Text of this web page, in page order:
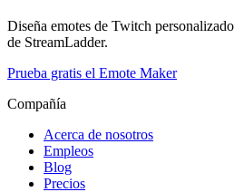
Diseña emotes de Twitch
de StreamLadder.
Prueba gratis el Emote Maker
Compañía
Acerca de nosotros
Empleos
Blog
Precios